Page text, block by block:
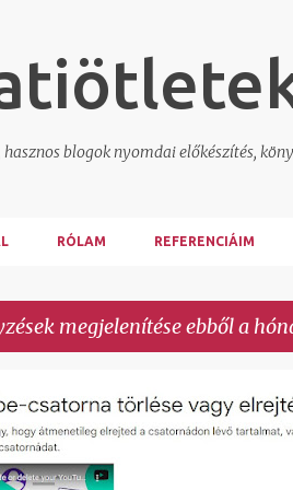
hasznos blogok nyomdai előkészítés,
RÓLAM REFERENCIÁIM
megjelenítése ebből a